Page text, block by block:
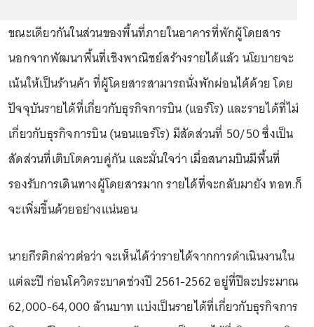
ขณะเดียวกันในส่วนของพื้นที่ภายในอาคารที่พักผู้โดยสาร
นอกจากพัฒนาพื้นที่เชิงพาณิชย์สร้างรายได้แล้ว นโยบายจะ
เน้นให้เป็นร้านค้า ที่ผู้โดยสารสามารถนั่งพักผ่อนได้ด้วย โดย
ปัจจุบันรายได้ที่เกี่ยวกับธุรกิจการบิน (แอร์โร) และรายได้ที่ไม่
เกี่ยวกับธุรกิจการบิน (นอนแอร์โร) มีสัดส่วนที่ 50/50 ซึ่งเป็น
สัดส่วนที่เติบโตควบคู่กัน และมั่นใจว่า เมื่อสนามบินมีพื้นที่
รองรับการเดินทางผู้โดยสารมาก รายได้ที่จะกลับมายัง ทอท.ก็
จะเพิ่มขึ้นด้วยอย่างแน่นอน
นายกีรติกล่าวต่อว่า จะเห็นได้ว่ารายได้จากการดำเนินงานใน
แต่ละปี ก่อนโควิดระบาดช่วงปี 2561-2562 อยู่ที่ปีละประมาณ
62,000-64,000 ล้านบาท แบ่งเป็นรายได้ที่เกี่ยวกับธุรกิจการ